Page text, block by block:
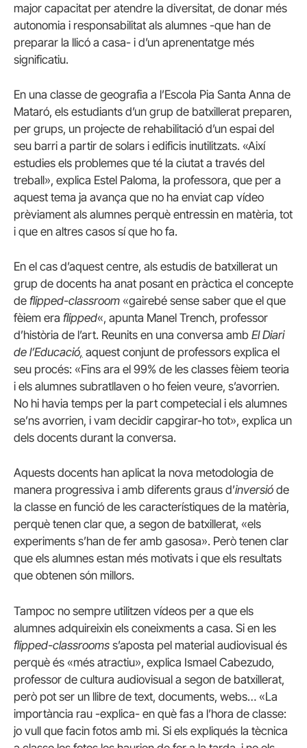
major capacitat per atendre la diversitat, de donar més
autonomia i responsabilitat als alumnes -que han de
preparar la llicó a casa- i d’un aprenentatge més
significatiu.
En una classe de geografia a l’Escola Pia Santa Anna de
Mataró, els estudiants d’un grup de batxillerat preparen,
per grups, un projecte de rehabilitació d’un espai del
seu barri a partir de solars i edificis inutilitzats. «Així
estudies els problemes que té la ciutat a través del
treball», explica Estel Paloma, la professora, que per a
aquest tema ja avança que no ha enviat cap vídeo
prèviament als alumnes perquè entressin en matèria, tot
i que en altres casos sí que ho fa.
En el cas d’aquest centre, als estudis de batxillerat un
grup de docents ha anat posant en pràctica el concepte
de flipped-classroom «gairebé sense saber que el que
fèiem era flipped«, apunta Manel Trench, professor
d’història de l’art. Reunits en una conversa amb El Diari
de l’Educació, aquest conjunt de professors explica el
seu procés: «Fins ara el 99% de les classes fèiem teoria
i els alumnes subratllaven o ho feien veure, s’avorrien.
No hi havia temps per la part competecial i els alumnes
se’ns avorrien, i vam decidir capgirar-ho tot», explica un
dels docents durant la conversa.
Aquests docents han aplicat la nova metodologia de
manera progressiva i amb diferents graus d’inversió de
la classe en funció de les característiques de la matèria,
perquè tenen clar que, a segon de batxillerat, «els
experiments s’han de fer amb gasosa». Però tenen clar
que els alumnes estan més motivats i que els resultats
que obtenen són millors.
Tampoc no sempre utilitzen vídeos per a que els
alumnes adquireixin els coneixments a casa. Si en les
flipped-classrooms s’aposta pel material audiovisual és
perquè és «més atractiu», explica Ismael Cabezudo,
professor de cultura audiovisual a segon de batxillerat,
però pot ser un llibre de text, documents, webs… «La
importància rau -explica- en què fas a l’hora de classe:
jo vull que facin fotos amb mi. Si els expliqués la tècnica